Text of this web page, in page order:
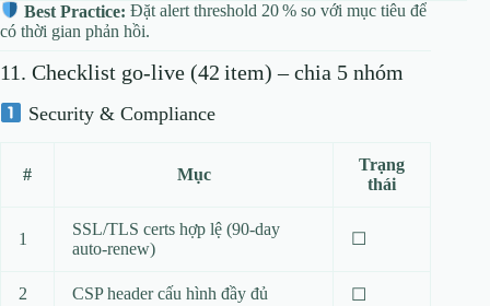
Best Practice: Đặt alert threshold 20 % so với mục tiêu để
có thời gian phản hồi.
11. Checklist go‑live (42 item) – chia 5 nhóm
Security & Compliance
# Mục
Trạng
thái
1
SSL/TLS certs hợp lệ (90‑day
auto‑renew)
☐
2 CSP header cấu hình đầy đủ ☐